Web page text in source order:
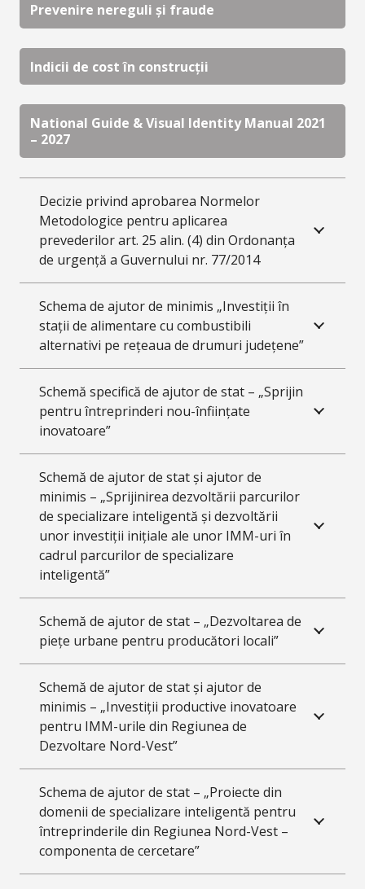
Prevenire nereguli și fraude
Indicii de cost în construcții
National Guide & Visual Identity Manual 2021
– 2027
Decizie privind aprobarea Normelor
Metodologice pentru aplicarea
prevederilor art. 25 alin. (4) din Ordonanța
de urgență a Guvernului nr. 77/2014
Schema de ajutor de minimis „Investiții în
stații de alimentare cu combustibili
alternativi pe rețeaua de drumuri județene”
Schemă specifică de ajutor de stat – „Sprijin
pentru întreprinderi nou-înființate
inovatoare”
Schemă de ajutor de stat și ajutor de
minimis – „Sprijinirea dezvoltării parcurilor
de specializare inteligentă și dezvoltării
unor investiții inițiale ale unor IMM-uri în
cadrul parcurilor de specializare
inteligentă”
Schemă de ajutor de stat – „Dezvoltarea de
piețe urbane pentru producători locali”
Schemă de ajutor de stat și ajutor de
minimis – „Investiții productive inovatoare
pentru IMM-urile din Regiunea de
Dezvoltare Nord-Vest”
Schema de ajutor de stat – „Proiecte din
domenii de specializare inteligentă pentru
întreprinderile din Regiunea Nord-Vest –
componenta de cercetare”